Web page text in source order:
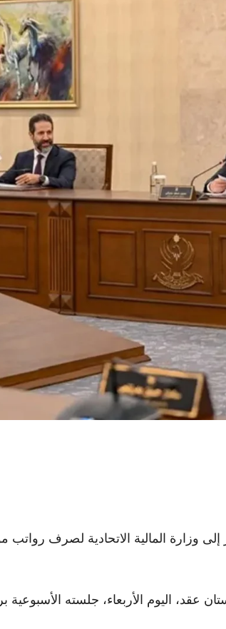
وزارة المالية الاتحادية لصرف رواتب
عقد، اليوم الأربعاء، جلسته